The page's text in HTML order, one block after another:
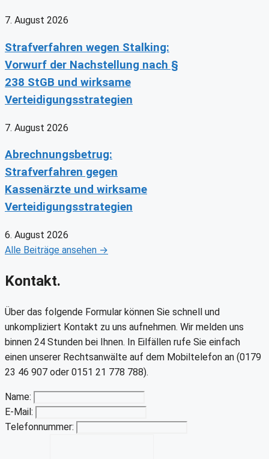
7. August 2026
Strafverfahren wegen Stalking:
Vorwurf der Nachstellung nach §
238 StGB und wirksame
Verteidigungsstrategien
7. August 2026
Abrechnungsbetrug:
Strafverfahren gegen
Kassenärzte und wirksame
Verteidigungsstrategien
6. August 2026
Alle Beiträge ansehen →
Kontakt.
Über das folgende Formular können Sie schnell und
unkompliziert Kontakt zu uns aufnehmen. Wir melden uns
binnen 24 Stunden bei Ihnen. In Eilfällen rufe Sie einfach
einen unserer Rechtsanwälte auf dem Mobiltelefon an (0179
23 46 907 oder 0151 21 778 788).
Name:
E-Mail:
Telefonnummer: